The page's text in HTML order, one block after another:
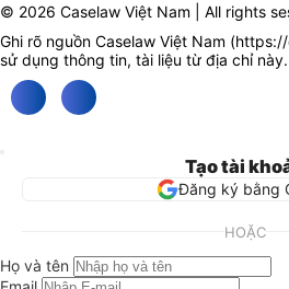
© 2026 Caselaw Việt Nam | All rights
Ghi rõ nguồn Caselaw Việt Nam (
sử dụng thông tin, tài liệu từ địa chỉ này.
Tạo tài
Đăng ký bằng
HOẶC
Họ và tên